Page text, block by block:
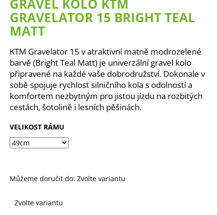
GRAVEL KOLO KTM
GRAVELATOR 15 BRIGHT TEAL
MATT
KTM Gravelator 15 v atraktivní matně modrozelené
barvě (Bright Teal Matt) je univerzální gravel kolo
připravené na každé vaše dobrodružství. Dokonale v
sobě spojuje rychlost silničního kola s odolností a
komfortem nezbytným pro jistou jízdu na rozbitých
cestách, šotolině i lesních pěšinách.
VELIKOST RÁMU
Můžeme doručit do: Zvolte variantu
Zvolte variantu
a
j
í
t
?
HLEDAT
p
u